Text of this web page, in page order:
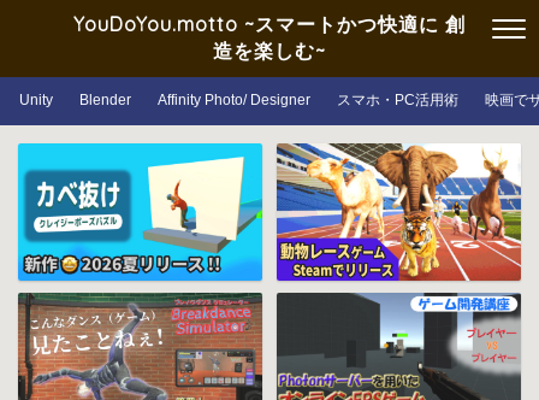
YouDoYou.motto ~スマートかつ快適に 創
造を楽しむ~
Unity Blender Affinity Photo/ Designer スマホ・PC活用術 映画で